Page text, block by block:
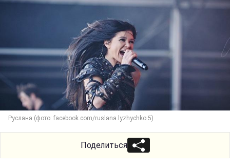
Руслана (фото: facebook.com/ruslana.lyzhychko.5)
Поделиться